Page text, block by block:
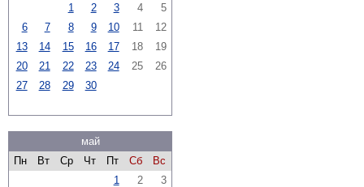
1
2 3 4
5
6
7 8 9 10 11
12
13
14 15 16 17 18
19
20
21 22 23 24 25
26
27
28 29 30
май
Пн
Вт Ср Чт Пт Сб
Вс
1
2
3